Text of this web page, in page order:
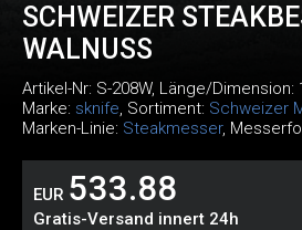
SCHWEIZER
WALNUSS
Artikel-Nr: S-208W, Länge/Dimension:
Marke: sknife, Sortiment: Schweizer
Marken-Linie: Steakmesser,
EUR 533.88
Gratis-Versand innert 24h